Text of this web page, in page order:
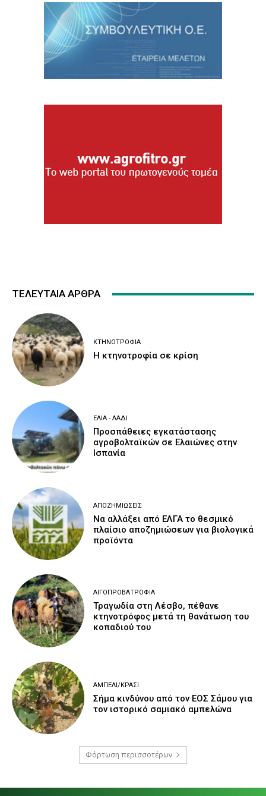
ΤΕΛΕΥΤΑΙΑ ΑΡΘΡΑ
ΚΤΗΝΟΤΡΟΦΊΑ
Η κτηνοτροφία σε κρίση
ΕΛΙΆ - ΛΆΔΙ
Προσπάθειες εγκατάστασης
αγροβολταϊκών σε Ελαιώνες στην
Ισπανία
ΑΠΟΖΗΜΙΏΣΕΙΣ
Να αλλάξει από ΕΛΓΑ το θεσμικό
πλαίσιο αποζημιώσεων για βιολογικά
προϊόντα
ΑΙΓΟΠΡΟΒΑΤΡΟΦΊΑ
Τραγωδία στη Λέσβο, πέθανε
κτηνοτρόφος μετά τη θανάτωση του
κοπαδιού του
ΑΜΠΈΛΙ/ΚΡΑΣΊ
Σήμα κινδύνου από τον ΕΟΣ Σάμου για
τον ιστορικό σαμιακό αμπελώνα
Φόρτωση περισσοτέρων